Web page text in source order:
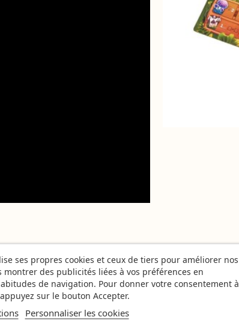
ses propres cookies et ceux de tiers pour améliorer nos
montrer des publicités liées à vos préférences en
de navigation. Pour donner votre consentement à
sur le bouton Accepter.
Personnaliser les cookies